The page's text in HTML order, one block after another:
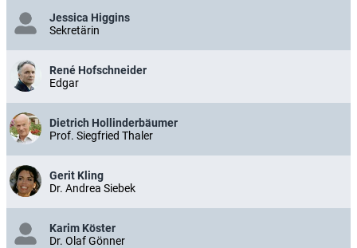
Jessica Higgins
Sekretärin
René Hofschneider
Edgar
Dietrich Hollinderbäumer
Prof. Siegfried Thaler
Gerit Kling
Dr. Andrea Siebek
Karim Köster
Dr. Olaf Gönner